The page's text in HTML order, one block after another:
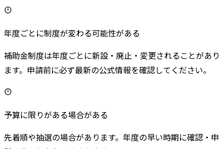
年度ごとに制度が変わる可能性がある
補助金制度は年度ごとに新設・廃止・変更されることがあり
ます。申請前に必ず最新の公式情報を確認してください。
予算に限りがある場合がある
先着順や抽選の場合があります。年度の早い時期に確認・申